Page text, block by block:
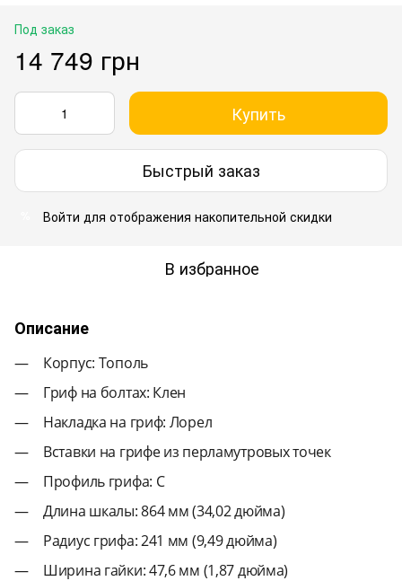
Под заказ
14 749 грн
Купить
Быстрый заказ
Войти для отображения накопительной скидки
В избранное
Описание
Корпус: Тополь
Гриф на болтах: Клен
Накладка на гриф: Лорел
Вставки на грифе из перламутровых точек
Профиль грифа: C
Длина шкалы: 864 мм (34,02 дюйма)
Радиус грифа: 241 мм (9,49 дюйма)
Ширина гайки: 47,6 мм (1,87 дюйма)